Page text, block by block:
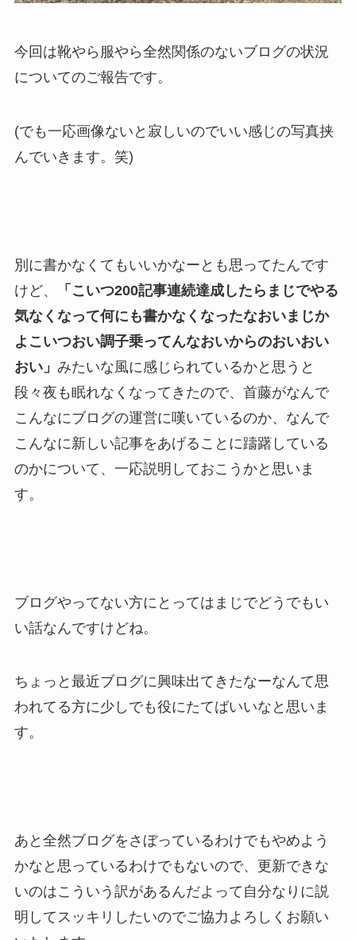
今回は靴やら服やら全然関係のないブログの状況
についてのご報告です。
(でも一応画像ないと寂しいのでいい感じの写真挟
んでいきます。笑)
別に書かなくてもいいかなーとも思ってたんです
けど、
「こいつ200記事連続達成したらまじでやる
気なくなって何にも書かなくなったなおいまじか
よこいつおい調子乗ってんなおいからのおいおい
おい」 みたいな風に感じられているかと思うと
段々夜も眠れなくなってきたので、首藤がなんで
こんなにブログの運営に嘆いているのか、なんで
こんなに新しい記事をあげることに躊躇している
のかについて、一応説明しておこうかと思いま
す。
ブログやってない方にとってはまじでどうでもい
い話なんですけどね。
ちょっと最近ブログに興味出てきたなーなんて思
われてる方に少しでも役にたてばいいなと思いま
す。
あと全然ブログをさぼっているわけでもやめよう
かなと思っているわけでもないので、更新できな
いのはこういう訳があるんだよって自分なりに説
明してスッキリしたいのでご協力よろしくお願い